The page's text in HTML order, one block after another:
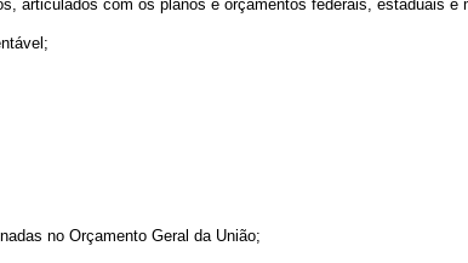
articulados com os planos e orçamentos federais, estaduais e
no Orçamento Geral da União;